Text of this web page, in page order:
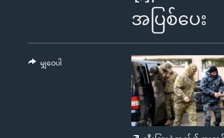
မကြေးမုံရဲ့ အင်္ဂလိပ်စာ
ရေဒီယို
ရေဒီယိုနှင့်ရုပ်သံ အချက်အလက်များ
အပြစ်ပေး
မျှဝေပါ